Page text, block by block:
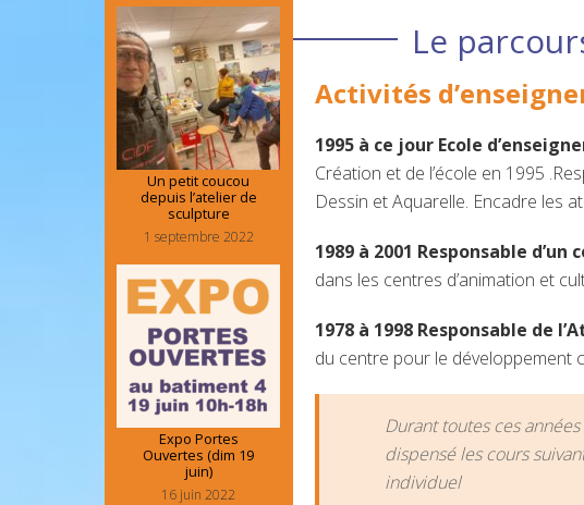
Le
Activités
1995 à ce jour Ecole
Création et de l’école en 1995
Dessin et Aquarelle. Encadre les
1989 à 2001 Responsable
dans les centres d’animation et
1978 à 1998 Responsable de
du centre pour le développement
Durant toutes ces
dispensé les cours
individuel
Un petit coucou
depuis l’atelier de
sculpture
1 septembre 2022
Expo Portes
Ouvertes (dim 19
juin)
16 juin 2022